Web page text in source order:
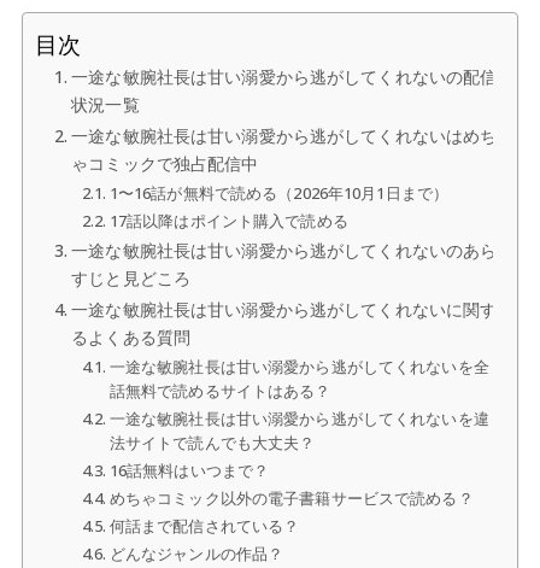
目次
一途な敏腕社長は甘い溺愛から逃がしてくれないの配信
状況一覧
一途な敏腕社長は甘い溺愛から逃がしてくれないはめち
ゃコミックで独占配信中
1〜16話が無料で読める（2026年10月1日まで）
17話以降はポイント購入で読める
一途な敏腕社長は甘い溺愛から逃がしてくれないのあら
すじと見どころ
一途な敏腕社長は甘い溺愛から逃がしてくれないに関す
るよくある質問
一途な敏腕社長は甘い溺愛から逃がしてくれないを全
話無料で読めるサイトはある？
一途な敏腕社長は甘い溺愛から逃がしてくれないを違
法サイトで読んでも大丈夫？
16話無料はいつまで？
めちゃコミック以外の電子書籍サービスで読める？
何話まで配信されている？
どんなジャンルの作品？